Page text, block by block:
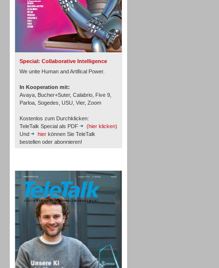
Special: Collaborative Intelligence
We unite Human and Artifical Power.
In Kooperation mit:
Avaya, Bucher+Suter, Calabrio, Five 9,
Parloa, Sogedes, USU, Vier, Zoom
Kostenlos zum Durchklicken:
TeleTalk Special als PDF
(hier klicken)
Und
hier können Sie TeleTalk
bestellen oder abonnieren!
Inbound
Inbound